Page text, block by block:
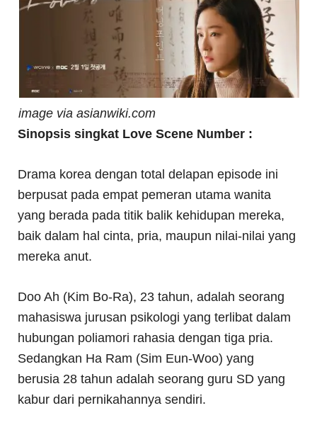
image via asianwiki.com
Sinopsis singkat Love Scene Number :
Drama korea dengan total delapan episode ini
berpusat pada empat pemeran utama wanita
yang berada pada titik balik kehidupan mereka,
baik dalam hal cinta, pria, maupun nilai-nilai yang
mereka anut.
Doo Ah (Kim Bo-Ra), 23 tahun, adalah seorang
mahasiswa jurusan psikologi yang terlibat dalam
hubungan poliamori rahasia dengan tiga pria.
Sedangkan Ha Ram (Sim Eun-Woo) yang
berusia 28 tahun adalah seorang guru SD yang
kabur dari pernikahannya sendiri.